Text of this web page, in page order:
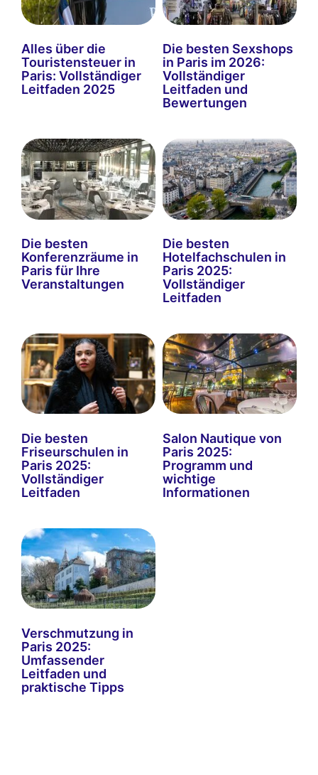
Alles über die
Touristensteuer in
Paris: Vollständiger
Leitfaden 2025
Die besten Sexshops
in Paris im 2026:
Vollständiger
Leitfaden und
Bewertungen
Die besten
Konferenzräume in
Paris für Ihre
Veranstaltungen
Die besten
Hotelfachschulen in
Paris 2025:
Vollständiger
Leitfaden
Die besten
Friseurschulen in
Paris 2025:
Vollständiger
Leitfaden
Salon Nautique von
Paris 2025:
Programm und
wichtige
Informationen
Verschmutzung in
Paris 2025:
Umfassender
Leitfaden und
praktische Tipps